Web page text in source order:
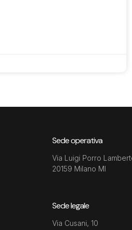
Sede operativa
Via Luigi Porro
20159 Milano MI
Sede legale
Via Cusani, 10